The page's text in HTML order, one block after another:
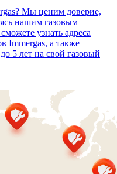
Мы ценим доверие,
нашим газовым
узнать адреса
Immergas, а также
5 лет на свой газовый